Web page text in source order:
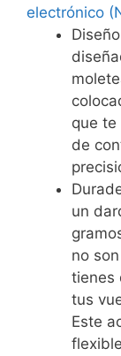
electrónico
que te
de
un
no
tienes
tus
Este